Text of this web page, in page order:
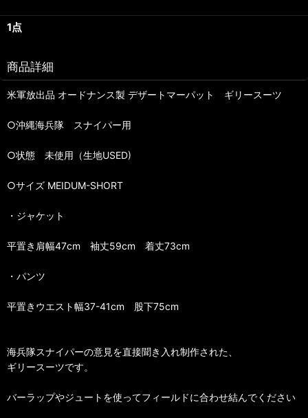
1点
商品詳細
米軍放出品 オードナンス製 デザートマーパット ギリースーツ
○沖縄海兵隊 スナイパー用
○状態 未使用（生地USED)
○サイズ MEIDUM-SHORT
・ジャケット
平置き肩幅47cm 袖丈59cm 着丈73cm
・パンツ
平置きウエスト幅37-41cm 股下75cm
海兵隊スナイパーの意見を直接聞き入れ制作された、
ギリースーツです。
バーラップやジュートを使ってフィールドに合わせ結んでください